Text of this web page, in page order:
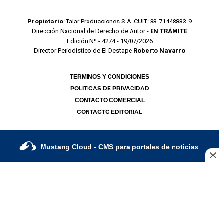
Propietario: Talar Producciones S.A. CUIT: 33-71448833-9
Dirección Nacional de Derecho de Autor - EN TRÁMITE
Edición Nº - 4274 - 19/07/2026
Director Periodístico de El Destape Roberto Navarro
TERMINOS Y CONDICIONES
POLITICAS DE PRIVACIDAD
CONTACTO COMERCIAL
CONTACTO EDITORIAL
Mustang Cloud - CMS para portales de noticias